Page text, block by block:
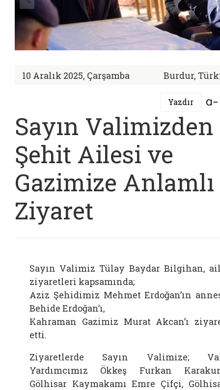
10 Aralık 2025, Çarşamba Burdur,
Yazdır
Sayın Valimizden
Şehit Ailesi ve
Gazimize Anlamlı
Ziyaret
Sayın Valimiz Tülay Baydar Bilgihan,
ziyaretleri kapsamında;
Aziz Şehidimiz Mehmet Erdoğan’ın
Behide Erdoğan’ı,
Kahraman Gazimiz Murat Akcan’ı
etti.
Ziyaretlerde Sayın Valimize;
Yardımcımız Ökkeş Furkan
Gölhisar Kaymakamı Emre Çifçi,